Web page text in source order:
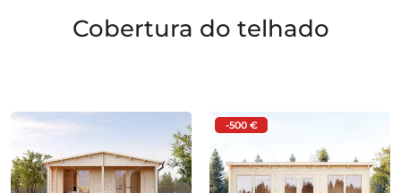
Cobertura do telhado
-500 €